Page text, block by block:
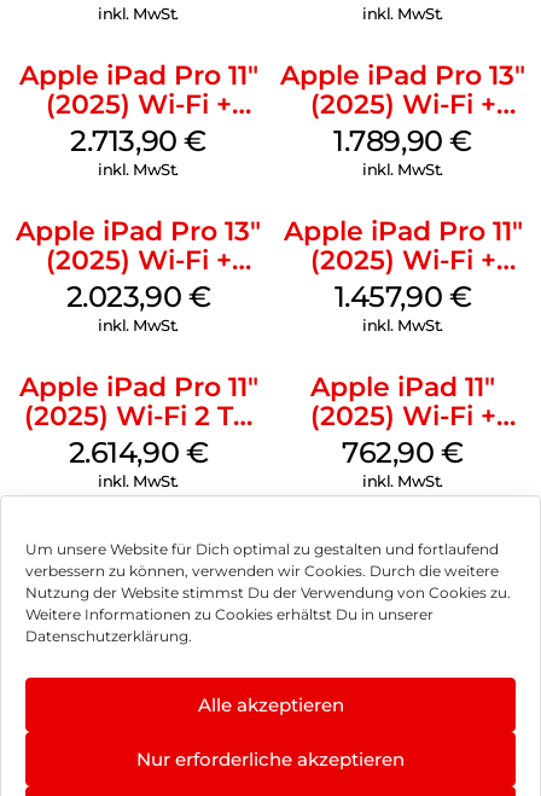
Um unsere Website für Dich optimal zu gestalten und fortlaufend
verbessern zu können, verwenden wir Cookies. Durch die weitere
Nutzung der Website stimmst Du der Verwendung von Cookies zu.
Weitere Informationen zu Cookies erhältst Du in unserer
Datenschutzerklärung.
Alle akzeptieren
Nur erforderliche akzeptieren
inkl. MwSt. inkl. MwSt.
Apple iPad Pro 11″
(2025) Wi-Fi +
Cellular 2 TB
Standardglas
2.713,90€
inkl. MwSt.
Apple iPad Pro 13″
(2025) Wi-Fi +
Cellular 256 GB
Standardglas
1.789,90€
inkl. MwSt.
Apple iPad Pro 13″
(2025) Wi-Fi +
Cellular 512 GB
Standardglas
2.023,90 €
inkl. MwSt.
Apple iPad Pro 11″
(2025) Wi-Fi +
Cellular 256 GB
Standardglas
1.457,90 €
inkl. MwSt.
Apple iPad Pro 11″
(2025) Wi-Fi 2 TB
Nanotexturglas
Space Schwarz
2.614,90 €
inkl. MwSt.
Apple iPad 11″
(2025) Wi-Fi +
Cellular 256 GB
Silber
762,90€
inkl. MwSt.
Impressum
Hinweis zur Batterieentsorgung
Können wir Dir behilflich sein?